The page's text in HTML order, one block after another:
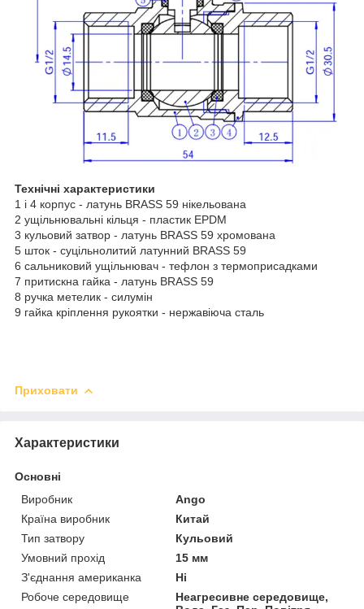
Технічні характеристики
1 і 4 корпус - латунь BRASS 59 нікельована
2 ущільнювальні кільця - пластик EPDM
3 кульовий затвор - латунь BRASS 59 хромована
5 шток - суцільнолитий латунний BRASS 59
6 сальниковий ущільнювач - тефлон з термоприсадками
7 притискна гайка - латунь BRASS 59
8 ручка метелик - силумін
9 гайка кріплення рукоятки - нержавіюча сталь
Приховати
Характеристики
Основні
Виробник
Ango
Країна виробник
Китай
Тип затвору
Кульовий
Умовний прохід
15 мм
З'єднання американка
Ні
Робоче середовище
Неагресивне середовище,